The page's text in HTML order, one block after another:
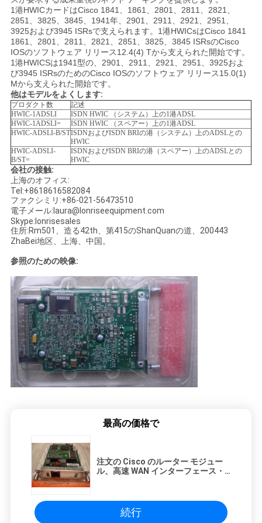
ニ
ュ
ー
ス
事
件
SITEMAP
プ
ラ
イ
バ
ー
ポ
リ
1港HWICカードはCisco 1841、1861、2801、2811、2821、
2851、3825、3845、1941年、2901、2911、2921、2951、
3925および3945 ISRsで支えられます。1港HWICsはCisco 1841
1861、2801、2811、2821、2851、3825、3845 ISRsのCisco
IOSのソフトウェア リリース12.4(4) Tから支えられた開始です。
1港HWICSは1941型の、2901、2911、2921、2951、3925およ
び3945 ISRsのためのCisco IOSのソフトウェア リリース15.0(1)
Mから支えられた開始です。
他はモデルをよくします:
プロダクト数
記述
HWIC-1ADSLI
ISDN HWIC （システム）上の1港ADSL
HWIC-1ADSLI=
ISDN HWIC （スペアー）上の1港ADSL
HWIC-ADSLI-B/STISDNおよびISDN BRIの港（システム）上のADSLとの
HWIC
HWIC-ADSLI-
B/ST=
ISDNおよびISDN BRIの港（スペアー）上のADSLとの
HWIC
会社の接触:
上海のオフィス:
Tel:+8618616582084
ファクシミリ:+86-021-56473510
電子メール:laura@lonriseequipment.com
Skype:lonrisesales
住所:Rm501、造る42th、第415のShanQuanの道、200443
ZhaBei地区、上海、中国。
参照のための映像:
最高の価格で
注文の Cisco のルーター モジュー
ル、高速 WAN インターフェース・
続行